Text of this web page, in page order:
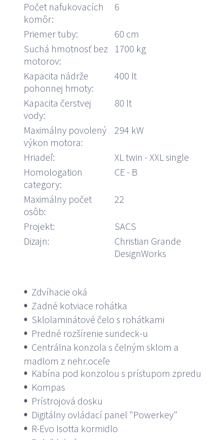
Počet nafukovacích
komôr:
6
Priemer tuby:
60 cm
Suchá hmotnosť bez
motorov:
1700 kg
Kapacita nádrže
pohonnej hmoty:
400 lt
Kapacita čerstvej
vody:
80 lt
Maximálny povolený
výkon motora:
294 kW
Hriadeľ:
XL twin - XXL single
Homologation
category:
CE - B
Maximálny počet
osôb:
22
Projekt:
SACS
Dizajn:
Christian Grande
DesignWorks
Zdvíhacie oká
Zadné kotviace rohátka
Sklolaminátové čelo s rohátkami
Predné rozšírenie sundeck-u
Centrálna konzola s čelným sklom a
madlom z nehr.oceľe
Kabína pod konzolou s prístupom zpredu
Kompas
Prístrojová dosku
Digitálny ovládací panel "Powerkey"
R-Evo Isotta kormidlo